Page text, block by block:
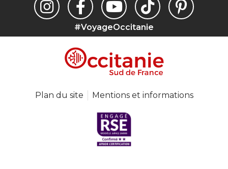
#VoyageOccitanie
Plan du site Mentions et informations